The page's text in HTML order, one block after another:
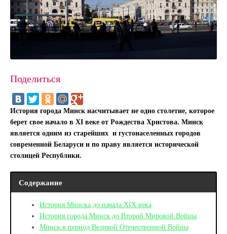
Поделиться
История города Минск насчитывает не одно столетие, которое
берет свое начало в XI веке от Рождества Христова. Минск
является одним из старейших и густонаселенных городов
современной Беларуси и по праву является исторической
столицей Республики.
Содержание
История Минска до начала XIX века
История города Минск до Второй Мировой Войны
Минск в период Великой Отечественной Войны